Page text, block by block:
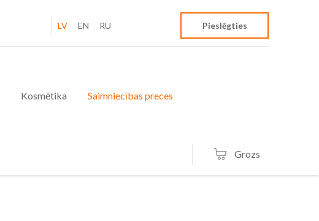
LV EN RU Pieslēgties
Kosmētika Saimniecības preces
Grozs